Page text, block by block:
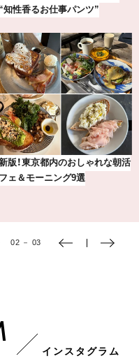
「眼鏡市場」で探して。
ゃれが即決まる！真夏の着こな
選【1週間コーデまとめ】
03 － 03
インスタグラム